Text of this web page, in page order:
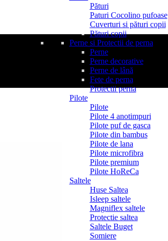
Pături
Paturi Cocolino pufoase
Cuverturi si pături copii
Pături copii
Perne si Protectii de perna
Perne
Perne decorative
Perne de lână
Fete de perna
Protectii perna
Pilote
Pilote
Pilote 4 anotimpuri
Pilote puf de gasca
Pilote din bambus
Pilote de lana
Pilote microfibra
Pilote premium
Pilote HoReCa
Saltele
Huse Saltea
Isleep saltele
Magniflex saltele
Protectie saltea
Saltele Buget
Somiere